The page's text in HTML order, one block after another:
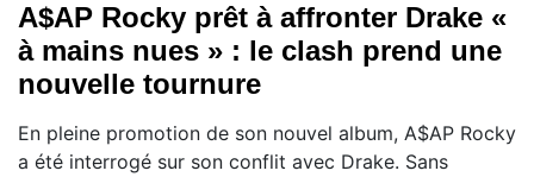
A$AP Rocky prêt à affronter Drake «
à mains nues » : le clash prend une
nouvelle tournure
En pleine promotion de son nouvel album, A$AP Rocky
a été interrogé sur son conflit avec Drake. Sans